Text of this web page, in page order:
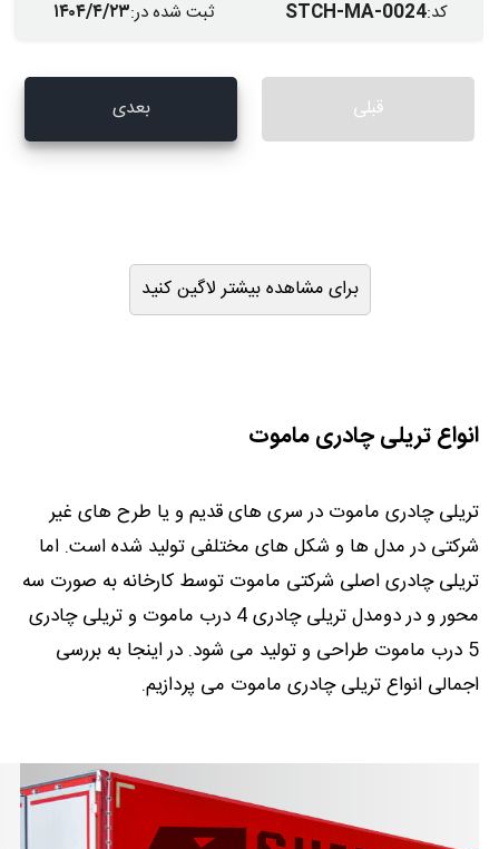
کد:
STCH-MA-0024 ثبت شده در:۱۴۰۴/۴/۲۳
قبلی بعدی
برای مشاهده بیشتر لاگین کنید
انواع تریلی چادری ماموت
تریلی چادری ماموت در سری های قدیم و یا طرح های غیر
شرکتی در مدل ها و شکل های مختلفی تولید شده است. اما
تریلی چادری اصلی شرکتی ماموت توسط کارخانه به صورت سه
محور و در دومدل تریلی چادری 4 درب ماموت و تریلی چادری
5 درب ماموت طراحی و تولید می شود. در اینجا به بررسی
اجمالی انواع تریلی چادری ماموت می پردازیم.